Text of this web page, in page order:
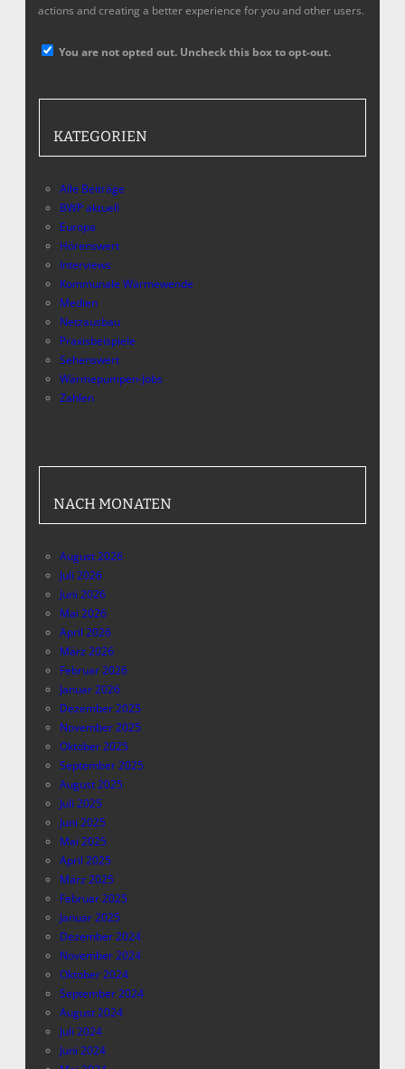
actions and creating a better experience for you and other users.
You are not opted out. Uncheck this box to opt-out.
KATEGORIEN
Alle Beiträge
BWP aktuell
Europa
Hörenswert
Interviews
Kommunale Wärmewende
Medien
Netzausbau
Praxisbeispiele
Sehenswert
Wärmepumpen-Jobs
Zahlen
NACH MONATEN
August 2026
Juli 2026
Juni 2026
Mai 2026
April 2026
März 2026
Februar 2026
Januar 2026
Dezember 2025
November 2025
Oktober 2025
September 2025
August 2025
Juli 2025
Juni 2025
Mai 2025
April 2025
März 2025
Februar 2025
Januar 2025
Dezember 2024
November 2024
Oktober 2024
September 2024
August 2024
Juli 2024
Juni 2024